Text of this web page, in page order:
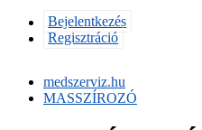
Bejelentkezés
Regisztráció
medszerviz.hu
MASSZÍROZÓ